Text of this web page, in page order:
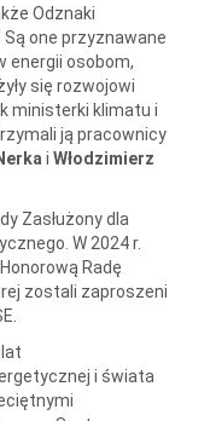
Odznaki
Są one przyznawane
energii osobom,
się rozwojowi
ministerki klimatu i
ją pracownicy
i Włodzimierz
Zasłużony dla
W 2024 r.
Radę
zostali zaproszeni
i świata